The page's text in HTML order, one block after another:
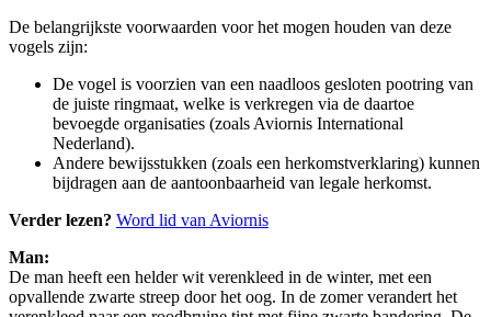
De belangrijkste voorwaarden voor het mogen houden van deze
vogels zijn:
De vogel is voorzien van een naadloos gesloten pootring van
de juiste ringmaat, welke is verkregen via de daartoe
bevoegde organisaties (zoals Aviornis International
Nederland).
Andere bewijsstukken (zoals een herkomstverklaring) kunnen
bijdragen aan de aantoonbaarheid van legale herkomst.
Verder lezen? Word lid van Aviornis
Man:
De man heeft een helder wit verenkleed in de winter, met een
opvallende zwarte streep door het oog. In de zomer verandert het